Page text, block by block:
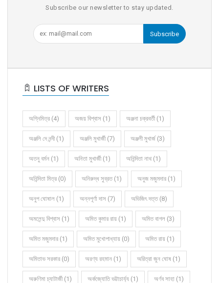
Subscribe our newsletter to stay updated.
Subscribe
LISTS OF WRITERS
অগ্নিমিত্র (4) অজয় বিশ্বাস (1) অঞ্জনা চক্রবর্তী (1)
অঞ্জলি দে নন্দী (1) অঞ্জলি মুখার্জী (7) অঞ্জলী মুখার্জ (3)
অতনু বর্মন (1) অনিতা মুখার্জী (1) অনিন্দিতা নাথ (1)
অনিন্দিতা মিত্র (0) অনিরুদ্ধ সুব্রত (1) অনুজ মজুমদার (1)
অনুপ ঘোষাল (1) অন্নপূর্ণা দাস (7) অভিজিৎ দত্ত (8)
অমলেন্দু বিশ্বাস (1) অমিত কুমার রায় (1) অমিত বাগল (3)
অমিত মজুমদার (1) অমিত মুখোপাধ্যায় (0) অমিত রায় (1)
অমিতাভ সরকার (0) অরণ্য রহমান (1) অরিত্রা জুন ঘোষ (1)
অরুণিমা চ্যাটার্জী (1) অর্কজ্যোতি ভট্টাচার্য্য (1) অর্ণব সাহা (1)